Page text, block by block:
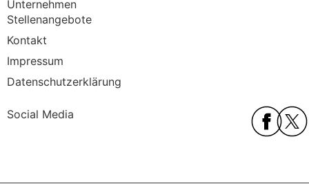
Unternehmen
Stellenangebote
Kontakt
Impressum
Datenschutzerklärung
Social Media